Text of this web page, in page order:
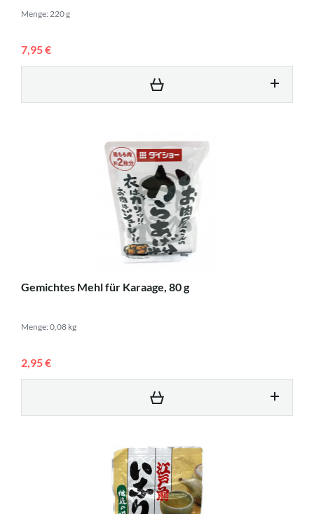
Menge: 220 g
7,95 €
Gemichtes Mehl für Karaage, 80 g
Menge: 0,08 kg
2,95 €